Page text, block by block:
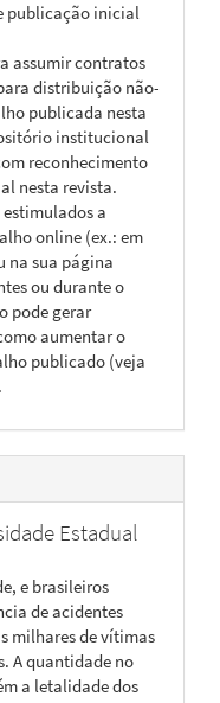
publicação inicial
assumir contratos
distribuição não-
publicada nesta
institucional
reconhecimento
nesta revista.
estimulados a
online (ex.: em
na sua página
ou durante o
pode gerar
aumentar o
publicado (veja
Estadual
e brasileiros
de acidentes
milhares de vítimas
A quantidade no
a letalidade dos